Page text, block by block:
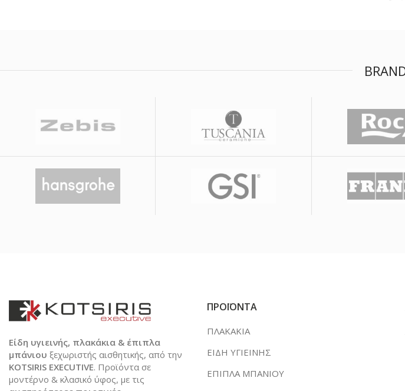
Είδη υγιεινής, πλακάκια & έπιπλα
μπάνιου ξεχωριστής αισθητικής, από την
KOTSIRIS EXECUTIVE. Προϊόντα σε
μοντέρνο & κλασικό ύφος, με τις
ΠΡΟΪΟΝΤΑ
ΠΛΑΚΑΚΙΑ
ΕΙΔΗ ΥΓΙΕΙΝΗΣ
ΕΠΙΠΛΑ ΜΠΑΝΙΟΥ